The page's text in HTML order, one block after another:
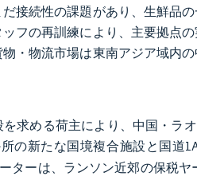
接続性の課題があり、生鮮品
フの再訓練により、主要拠点
・物流市場は東南アジア域内
求める荷主により、中国・ラ
の新たな国境複合施設と国道
ターは、ランソン近郊の保税